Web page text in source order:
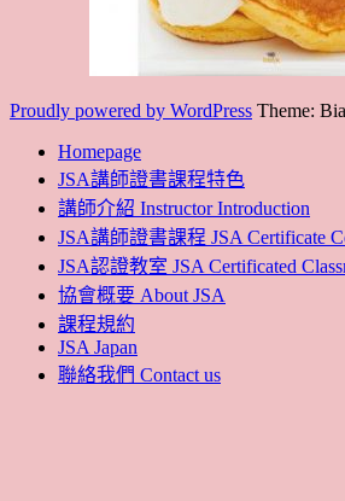
Proudly powered by WordPress Theme:
Homepage
JSA講師證書課程特色
講師介紹 Instructor Introduction
JSA講師證書課程 JSA Certificate
JSA認證教室 JSA Certificated
協會概要 About JSA
課程規約
JSA Japan
聯絡我們 Contact us